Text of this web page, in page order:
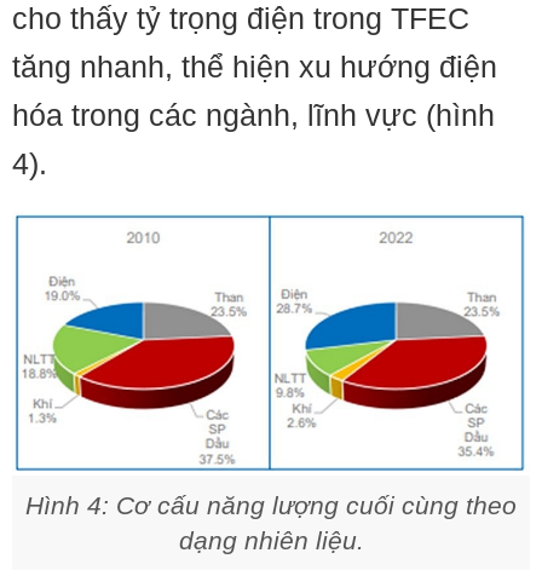
cho thấy tỷ trọng điện trong TFEC
tăng nhanh, thể hiện xu hướng điện
hóa trong các ngành, lĩnh vực (hình
4).
Hình 4: Cơ cấu năng lượng cuối cùng theo
dạng nhiên liệu.